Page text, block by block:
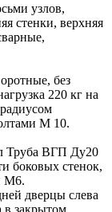
узлов,
стенки, верхняя
без
220 кг на
М 10.
Труба ВГП Ду20
боковых стенок,
М6.
дверцы слева
в закрытом